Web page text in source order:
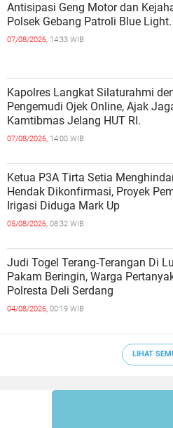
Antisipasi Geng Motor dan
Polsek Gebang Patroli Blue Light.
07/08/2026, 14:33 WIB
Kapolres Langkat Silaturahmi
Pengemudi Ojek Online, Ajak
Kamtibmas Jelang HUT RI.
07/08/2026, 14:00 WIB
Ketua P3A Tirta Setia
Hendak Dikonfirmasi, Proyek
Irigasi Diduga Mark Up
05/08/2026, 08:32 WIB
Judi Togel Terang-Terangan Di
Pakam Beringin, Warga
Polresta Deli Serdang
04/08/2026, 00:19 WIB
LIHAT